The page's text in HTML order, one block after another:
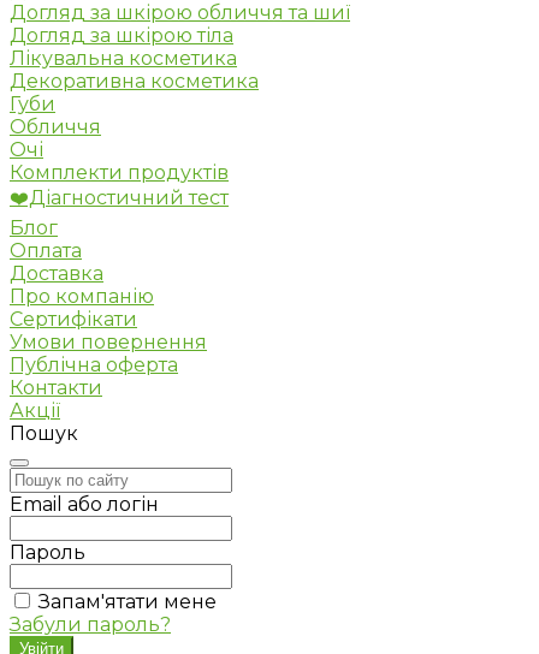
Догляд за шкірою обличчя та шиї
Догляд за шкірою тіла
Лікувальна косметика
Декоративна косметика
Губи
Обличчя
Очі
Комплекти продуктів
❤️Діагностичний тест
Блог
Оплата
Доставка
Про компанію
Сертифікати
Умови повернення
Публічна оферта
Контакти
Акції
Пошук
Email або логін
Пароль
Запам'ятати мене
Забули пароль?